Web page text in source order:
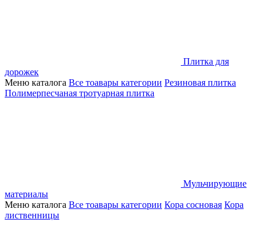
Плитка для
дорожек
Меню каталога Все тоавары категории Резиновая плитка
Полимерпесчаная тротуарная плитка
Мульчирующие
материалы
Меню каталога Все тоавары категории Кора сосновая Кора
лиственницы